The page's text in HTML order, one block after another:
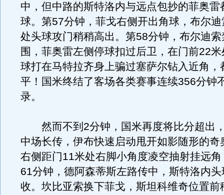
中，但中路的斯特洛内与远点包抄的菲奥雷
球。第57分钟，菲戈右侧开出角球，布尔
处头球攻门稍稍高出。第58分钟，布尔迪
围，菲奥雷左侧停球扣过后卫，在门前22
球打在马特拉齐身上骗过塞萨尔钻入近角，
平！国米终结了客场各类赛事连续356分钟
录。
然而不到2分钟，国米再度将比分超出
中场长传，伊布快速启动甩开如影随形的奇
右侧距门11米处右脚小角度凌空抽射挂远
61分钟，德阿森蒂斯左路传中，斯特洛内
收。坎比亚索换下菲戈，斯坦科维奇位置前